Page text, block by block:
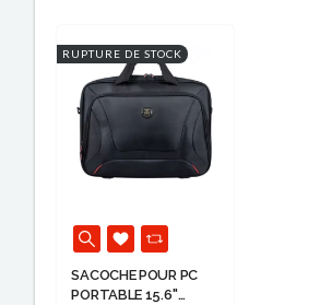
RUPTURE DE STOCK
SACOCHE POUR PC
PORTABLE 15.6''